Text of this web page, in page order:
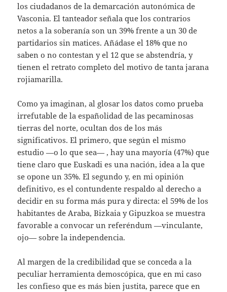
los ciudadanos de la demarcación autonómica de
Vasconia. El tanteador señala que los contrarios
netos a la soberanía son un 39% frente a un 30 de
partidarios sin matices. Añádase el 18% que no
saben o no contestan y el 12 que se abstendría, y
tienen el retrato completo del motivo de tanta jarana
rojiamarilla.
Como ya imaginan, al glosar los datos como prueba
irrefutable de la españolidad de las pecaminosas
tierras del norte, ocultan dos de los más
significativos. El primero, que según el mismo
estudio —o lo que sea— , hay una mayoría (47%) que
tiene claro que Euskadi es una nación, idea a la que
se opone un 35%. El segundo y, en mi opinión
definitivo, es el contundente respaldo al derecho a
decidir en su forma más pura y directa: el 59% de los
habitantes de Araba, Bizkaia y Gipuzkoa se muestra
favorable a convocar un referéndum —vinculante,
ojo— sobre la independencia.
Al margen de la credibilidad que se conceda a la
peculiar herramienta demoscópica, que en mi caso
les confieso que es más bien justita, parece que en